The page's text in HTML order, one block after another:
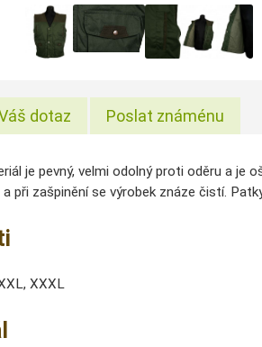
dotaz Poslat známénu
je pevný, velmi odolný proti oděru a je
při zašpinění se výrobek znáze čistí.
XXXL